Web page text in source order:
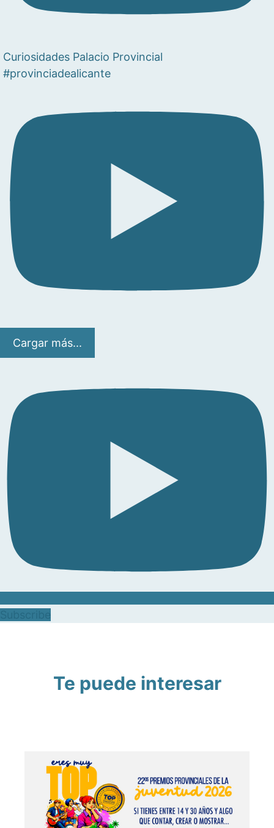
Curiosidades Palacio Provincial
#provinciadealicante
Cargar más...
Te puede interesar